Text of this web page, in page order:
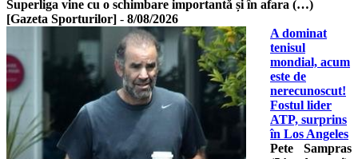
Superliga vine cu o schimbare importantă și în afara (…)
[Gazeta Sporturilor] - 8/08/2026
A dominat
tenisul
mondial, acum
este de
nerecunoscut!
Fostul lider
ATP, surprins
în Los Angeles
Pete Sampras